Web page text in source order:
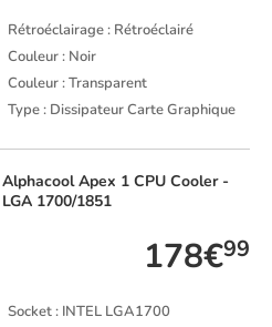
Rétroéclairage : Rétroéclairé
Couleur : Noir
Couleur : Transparent
Type : Dissipateur Carte Graphique
AlphacoolApex 1 CPU Cooler -
LGA 1700/1851
178€99
Socket : INTEL LGA1700